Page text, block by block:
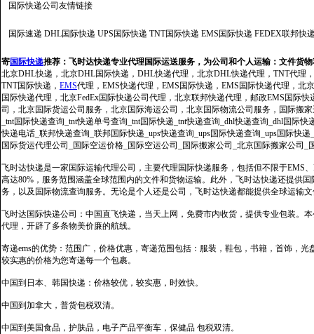
国际快递公司 友情链接
国际速递 DHL国际快递 UPS国际快递 TNT国际快递 EMS国际快递 FEDEX联邦快
寄国际快递推荐： 飞时达快递专业代理国际运送服务，为公司和个人运输：文件货
北京DHL快递，北京DHL国际快递，DHL快递代理，北京DHL快递代理，TNT代理
TNT国际快递， EMS代理，EMS快递代理，EMS国际快递，EMS国际快递代理，北
国际快递代理，北京FedEx国际快递公司代理，北京联邦快递代理，邮政EMS国际
司，北京国际货运公司服务，北京国际海运公司，北京国际物流公司服务，国际搬
_tnt国际快递查询_tnt快递单号查询_tnt国际快递_tnt快递查询_dhl快递查询_dhl国际
快递电话_联邦快递查询_联邦国际快递_ups快递查询_ups国际快递查询_ups国际快
国际货运代理公司_国际空运价格_国际空运公司_国际搬家公司_北京国际搬家公司_
飞时达快递是一家国际运输代理公司，主要代理国际快递服务，包括但不限于EMS
高达80%，服务范围涵盖全球范围内的文件和货物运输。此外，飞时达快递还提供
务，以及国际物流查询服务。无论是个人还是公司，飞时达快递都能提供全球运输
飞时达国际快递公司：中国直飞快递，当天上网，免费市内收货，提供专业包装。
代理，开辟了多条物美价廉的航线。
寄递ems的优势：范围广，价格优惠，寄递范围包括：服装，鞋包，书籍，首饰，
较实惠的价格为您寄递每一个包裹。
中国到日本、韩国快递：价格较优，较实惠，时效快。
中国到加拿大，普货包税双清。
中国到美国食品，护肤品，电子产品平衡车，保健品 包税双清。